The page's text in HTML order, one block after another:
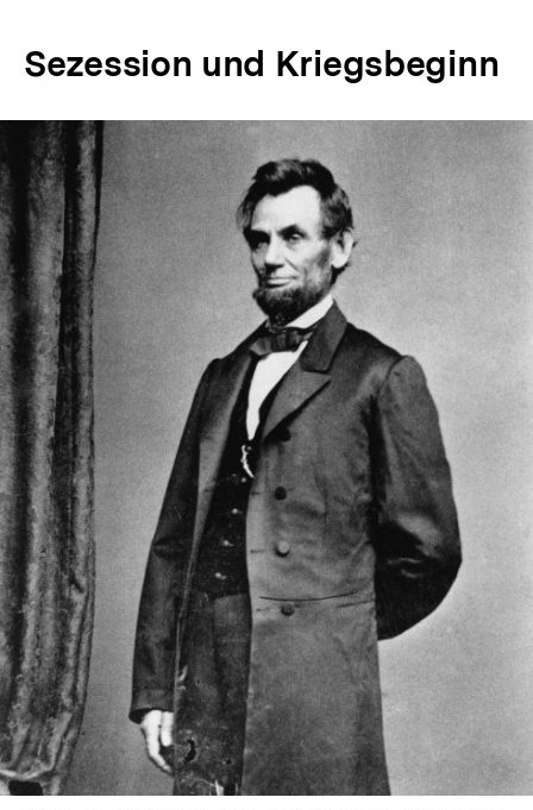
Sezession und Kriegsbeginn
In
Lightbox
öffnen